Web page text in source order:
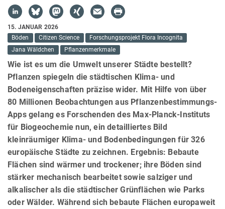
15. JANUAR 2026
Böden
Citizen Science
Forschungsprojekt Flora Incognita
Jana Wäldchen
Pflanzenmerkmale
Wie ist es um die Umwelt unserer Städte bestellt?
Pflanzen spiegeln die städtischen Klima- und
Bodeneigenschaften präzise wider. Mit Hilfe von über
80 Millionen Beobachtungen aus Pflanzenbestimmungs-
Apps gelang es Forschenden des Max-Planck-Instituts
für Biogeochemie nun, ein detailliertes Bild
kleinräumiger Klima- und Bodenbedingungen für 326
europäische Städte zu zeichnen. Ergebnis: Bebaute
Flächen sind wärmer und trockener; ihre Böden sind
stärker mechanisch bearbeitet sowie salziger und
alkalischer als die städtischer Grünflächen wie Parks
oder Wälder. Während sich bebaute Flächen europaweit